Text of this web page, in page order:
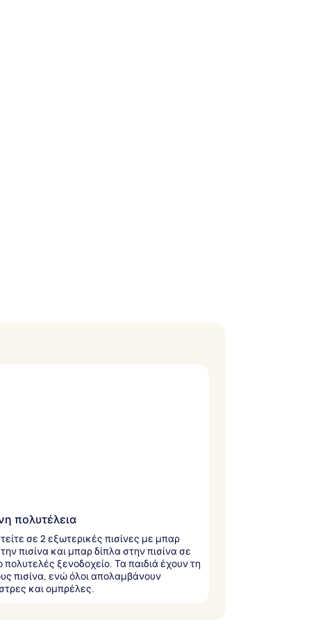
πολυτέλεια
σε 2 εξωτερικές πισίνες με μπαρ
πισίνα και μπαρ δίπλα στην πισίνα σε
πολυτελές ξενοδοχείο. Τα παιδιά έχουν τη
πισίνα, ενώ όλοι απολαμβάνουν
και ομπρέλες.